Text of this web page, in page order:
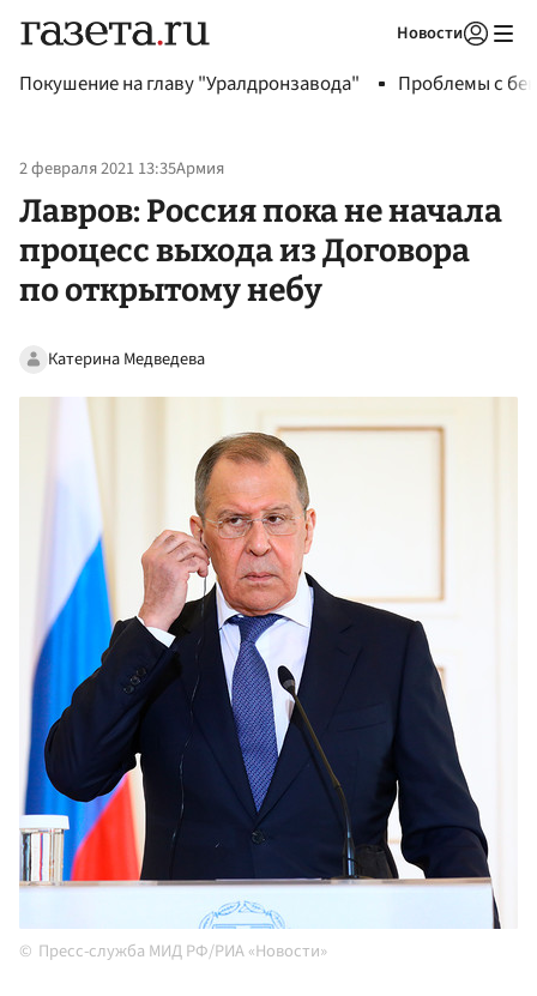
Новости
Покушение на главу "Уралдронзавода" Проблемы с
2 февраля 2021 13:35Армия
Лавров: Россия пока не начала
процесс выхода из Договора
по открытому небу
Катерина Медведева
Пресс-служба МИД РФ/РИА «Новости»